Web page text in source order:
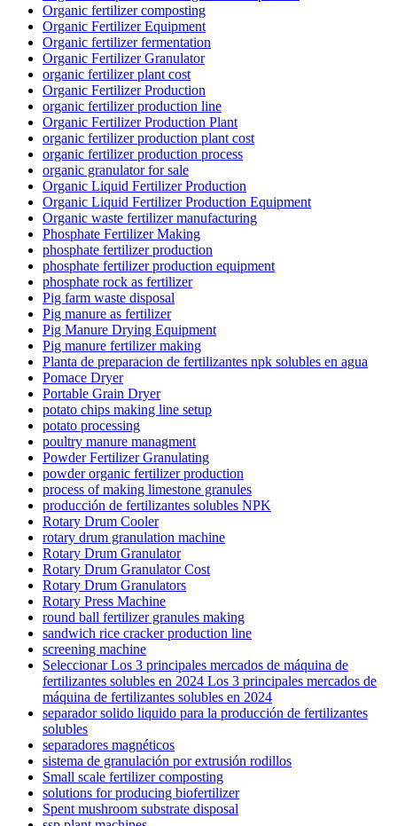
Organic fertilizer composting
Organic Fertilizer Equipment
Organic fertilizer fermentation
Organic Fertilizer Granulator
organic fertilizer plant cost
Organic Fertilizer Production
organic fertilizer production line
Organic Fertilizer Production Plant
organic fertilizer production plant cost
organic fertilizer production process
organic granulator for sale
Organic Liquid Fertilizer Production
Organic Liquid Fertilizer Production Equipment
Organic waste fertilizer manufacturing
Phosphate Fertilizer Making
phosphate fertilizer production
phosphate fertilizer production equipment
phosphate rock as fertilizer
Pig farm waste disposal
Pig manure as fertilizer
Pig Manure Drying Equipment
Pig manure fertilizer making
Planta de preparacion de fertilizantes npk solubles en agua
Pomace Dryer
Portable Grain Dryer
potato chips making line setup
potato processing
poultry manure managment
Powder Fertilizer Granulating
powder organic fertilizer production
process of making limestone granules
producción de fertilizantes solubles NPK
Rotary Drum Cooler
rotary drum granulation machine
Rotary Drum Granulator
Rotary Drum Granulator Cost
Rotary Drum Granulators
Rotary Press Machine
round ball fertilizer granules making
sandwich rice cracker production line
screening machine
Seleccionar Los 3 principales mercados de máquina de
fertilizantes solubles en 2024 Los 3 principales mercados de
máquina de fertilizantes solubles en 2024
separador solido liquido para la producción de fertilizantes
solubles
separadores magnéticos
sistema de granulación por extrusión rodillos
Small scale fertilizer composting
solutions for producing biofertilizer
Spent mushroom substrate disposal